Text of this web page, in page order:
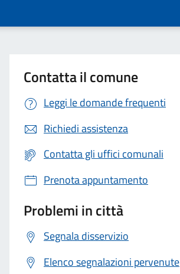
Contatta il comune
Leggi le domande frequenti
Richiedi assistenza
Contatta gli uffici comunali
Prenota appuntamento
Problemi in città
Segnala disservizio
Elenco segnalazioni pervenute